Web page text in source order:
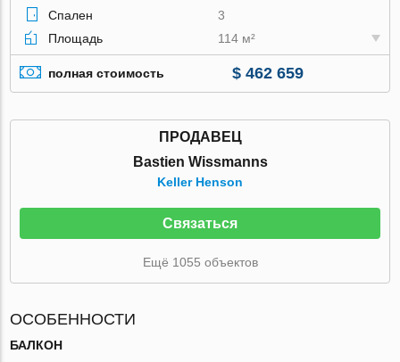
Спален
3
Площадь
114 м²
полная стоимость $ 462 659
ПРОДАВЕЦ
Bastien Wissmanns
Keller Henson
Связаться
Ещё 1055 объектов
ОСОБЕННОСТИ
БАЛКОН